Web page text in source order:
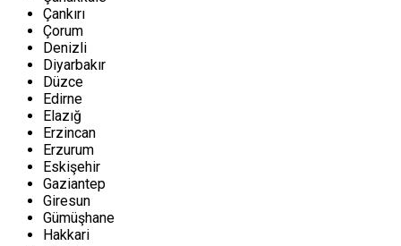
Çankırı
Çorum
Denizli
Diyarbakır
Düzce
Edirne
Elazığ
Erzincan
Erzurum
Eskişehir
Gaziantep
Giresun
Gümüşhane
Hakkari